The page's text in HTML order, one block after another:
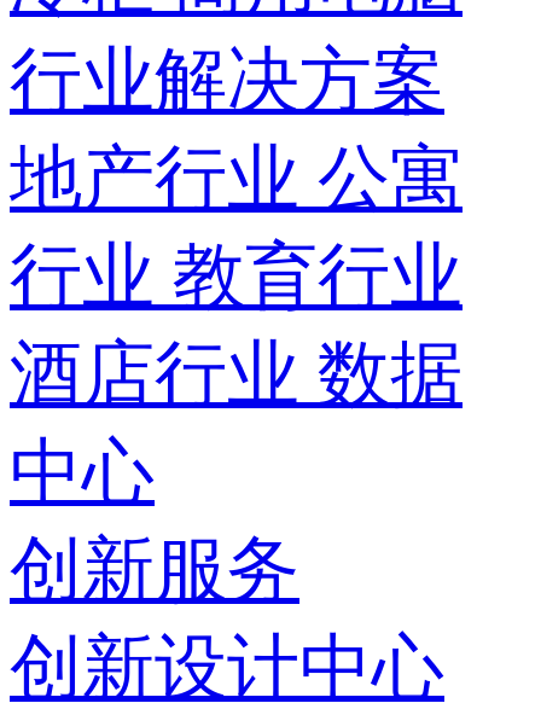
行业解决方案
地产行业 公寓
行业 教育行业
酒店行业 数据
中心
创新服务
创新设计中心